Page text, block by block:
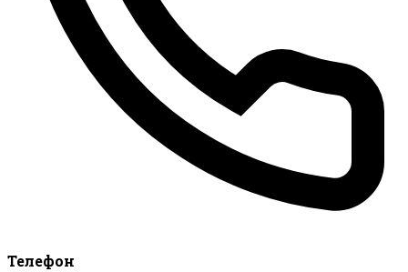
Телефон